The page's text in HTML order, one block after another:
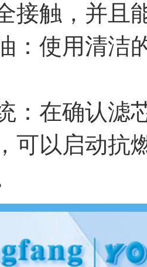
接触，并且
：使用清洁
：在确认滤
可以启动抗